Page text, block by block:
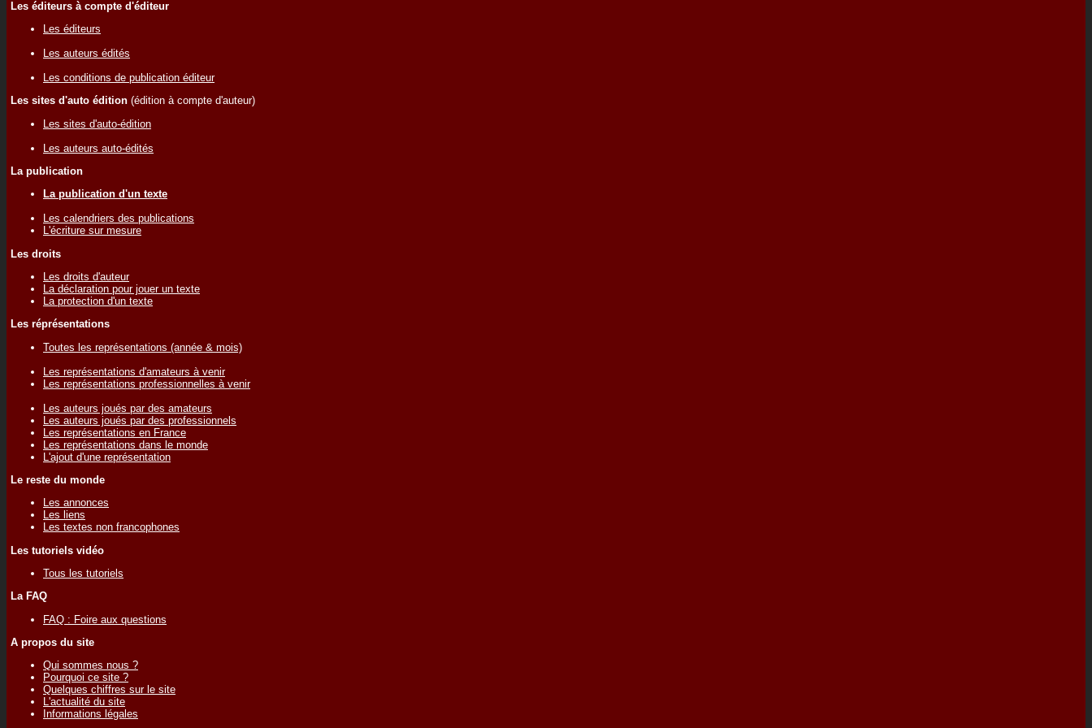
Les éditeurs à compte d'éditeur
Les éditeurs
Les auteurs édités
Les conditions de publication éditeur
Les sites d'auto édition (édition à compte d'auteur)
Les sites d'auto-édition
Les auteurs auto-édités
La publication
La publication d'un texte
Les calendriers des publications
L'écriture sur mesure
Les droits
Les droits d'auteur
La déclaration pour jouer un texte
La protection d'un texte
Les réprésentations
Toutes les représentations (année & mois)
Les représentations d'amateurs à venir
Les représentations professionnelles à venir
Les auteurs joués par des amateurs
Les auteurs joués par des professionnels
Les représentations en France
Les représentations dans le monde
L'ajout d'une représentation
Le reste du monde
Les annonces
Les liens
Les textes non francophones
Les tutoriels vidéo
Tous les tutoriels
La FAQ
FAQ : Foire aux questions
A propos du site
Qui sommes nous ?
Pourquoi ce site ?
Quelques chiffres sur le site
L'actualité du site
Informations légales